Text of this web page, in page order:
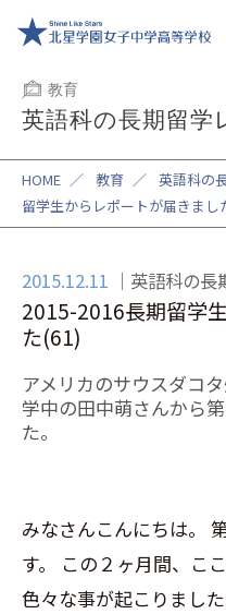
教育
英語科の長期留学
HOME ／ 教育 ／ 英語科の
留学生からレポートが届きまし
2015.12.11 英語科の長
2015-2016長期留学
た(61)
アメリカのサウスダコ
学中の田中萌さんから
た。
みなさんこんにちは。
す。 この２ヶ月間、こ
色々な事が起こりまし